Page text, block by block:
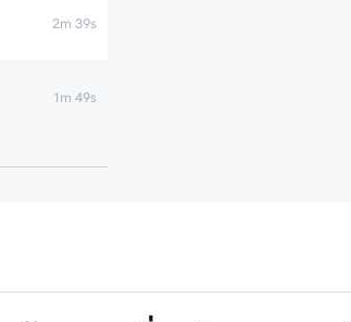
2m 39s
1m 49s
3m 19s